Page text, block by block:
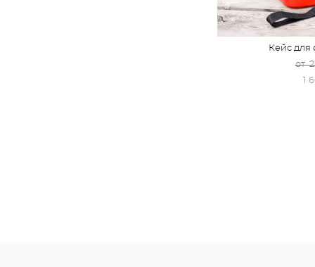
Кейс для
от
1